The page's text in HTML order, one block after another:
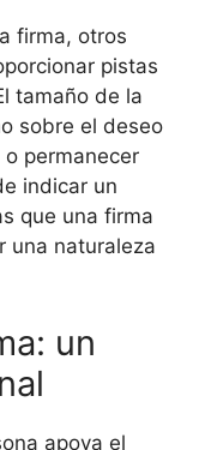
firma, otros
pistas
tamaño de la
sobre el deseo
permanecer
indicar un
que una firma
una naturaleza
un
apoya el